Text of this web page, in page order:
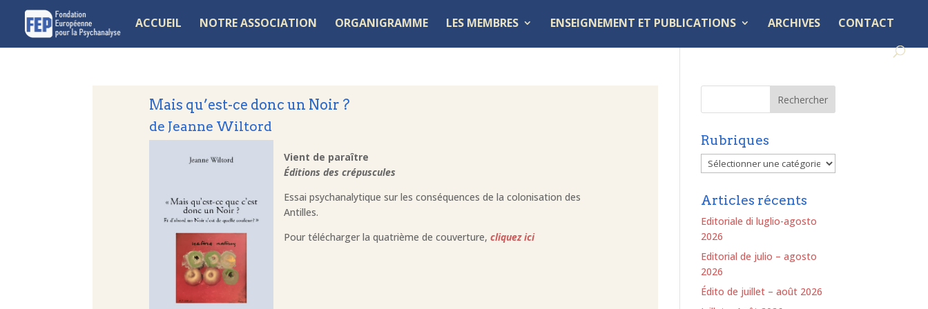
ACCUEIL NOTRE ASSOCIATION ORGANIGRAMME LES MEMBRES ENSEIGNEMENT ET PUBLICATIONS ARCHIVES CONTACT
Mais qu’est-ce donc un Noir ?
de Jeanne Wiltord
Vient de paraître
Éditions des crépuscules
Essai psychanalytique sur les conséquences de la colonisation des
Antilles.
Pour télécharger la quatrième de couverture,cliquez ici
Rubriques
Rubriques
Articles récents
Editoriale di luglio-agosto
2026
Editorial de julio – agosto
2026
Édito de juillet – août 2026